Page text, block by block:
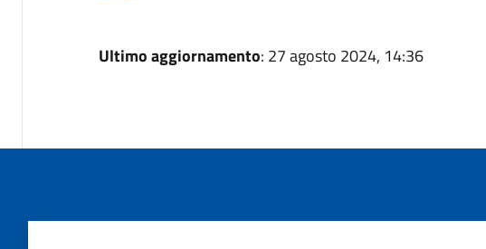
Ultimo aggiornamento: 27 agosto 2024, 14:36